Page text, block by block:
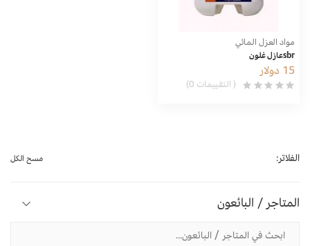
مواد العزل المائي
sbrعازل غلون
15 دولار
( التقييمات 0)
الفلاتر: مسح الكل
المتاجر / البائعون